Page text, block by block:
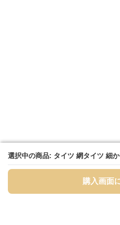
選択中の商品: タイツ 網タイツ 細
購入画面
選択中の商品: タイツ 網タイツ 細
購入画面